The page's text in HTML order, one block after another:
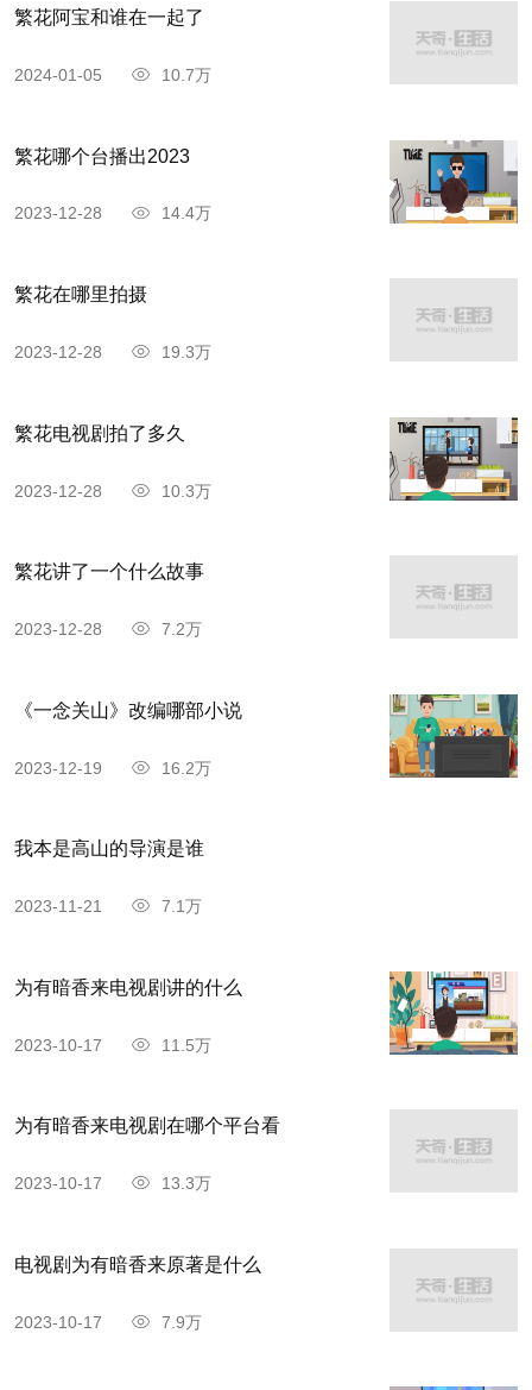
繁花阿宝和谁在一起了
2024-01-05 10.7万
繁花哪个台播出2023
2023-12-28 14.4万
繁花在哪里拍摄
2023-12-28 19.3万
繁花电视剧拍了多久
2023-12-28 10.3万
繁花讲了一个什么故事
2023-12-28 7.2万
《一念关山》改编哪部小说
2023-12-19 16.2万
我本是高山的导演是谁
2023-11-21 7.1万
为有暗香来电视剧讲的什么
2023-10-17 11.5万
为有暗香来电视剧在哪个平台看
2023-10-17 13.3万
电视剧为有暗香来原著是什么
2023-10-17 7.9万